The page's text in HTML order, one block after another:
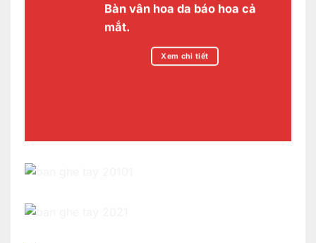
Bàn vân hoa da báo hoa cả
mắt.
Xem chi tiết